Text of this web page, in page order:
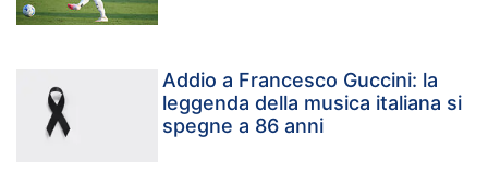
Addio a Francesco Guccini: la
leggenda della musica italiana si
spegne a 86 anni